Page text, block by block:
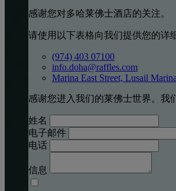
感谢您对多哈莱佛士酒店的关注。
请使用以下表格向我们提供您的详
(974) 403 07100
info.doha@raffles.com
Marina East Street, Lusail
感谢您进入我们的莱佛士世界。我
姓名
电子邮件
电话
信息